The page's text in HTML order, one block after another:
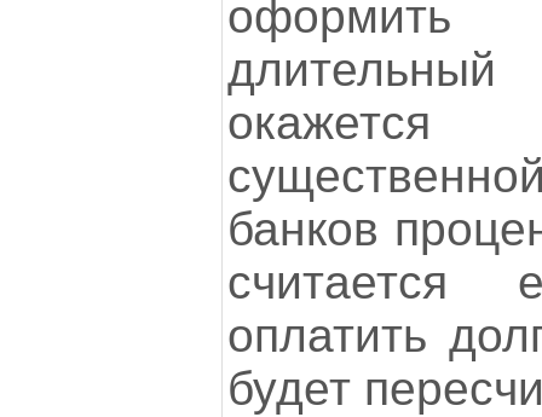
длительный
банков
считается
оплатить
будет